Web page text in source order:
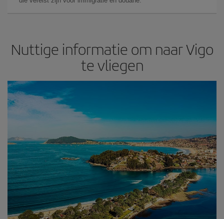
Nuttige informatie om naar Vigo
te vliegen